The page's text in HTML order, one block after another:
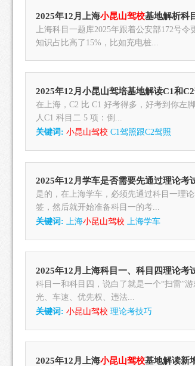
2025年12月上海小昆山驾校基地解析科
上海科目一题库2025年跟着公安部172号
知识占比高了15%，比如充电桩...
2025年12月小昆山驾培基地解读C1和
在上海，C2 比 C1 好考得多，好考到你左
人C1 科目二 5 项：倒...
关键词: 小昆山驾校 C1驾照跟C2驾照
2025年12月学车是否需要先通过理论考
是的，在上海学车，必须先通过科目一理
签，然后就开始准备科目一的考...
关键词: 上海小昆山驾校 上海学车
2025年12月上海科目一、科目四理论考
科目一和科目四，说白了就是一个“扫雷”
光、车速、优先权、违法...
关键词: 小昆山驾校 理论考技巧
2025年12月上海小昆山驾校基地解读新